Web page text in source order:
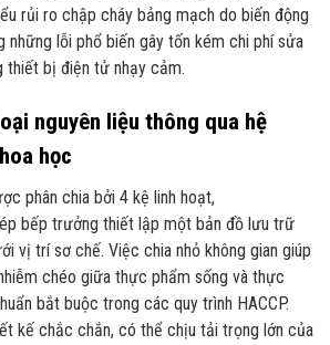
rủi ro chập cháy bảng mạch do biến động
lỗi phổ biến gây tốn kém chi phí sửa
thiết bị điện tử nhạy cảm.
nguyên liệu thông qua hệ
học
phân chia bởi 4 kệ linh hoạt,
bếp trưởng thiết lập một bản đồ lưu trữ
vị trí sơ chế. Việc chia nhỏ không gian giúp
chéo giữa thực phẩm sống và thực
bắt buộc trong các quy trình HACCP.
kế chắc chắn, có thể chịu tải trọng lớn của